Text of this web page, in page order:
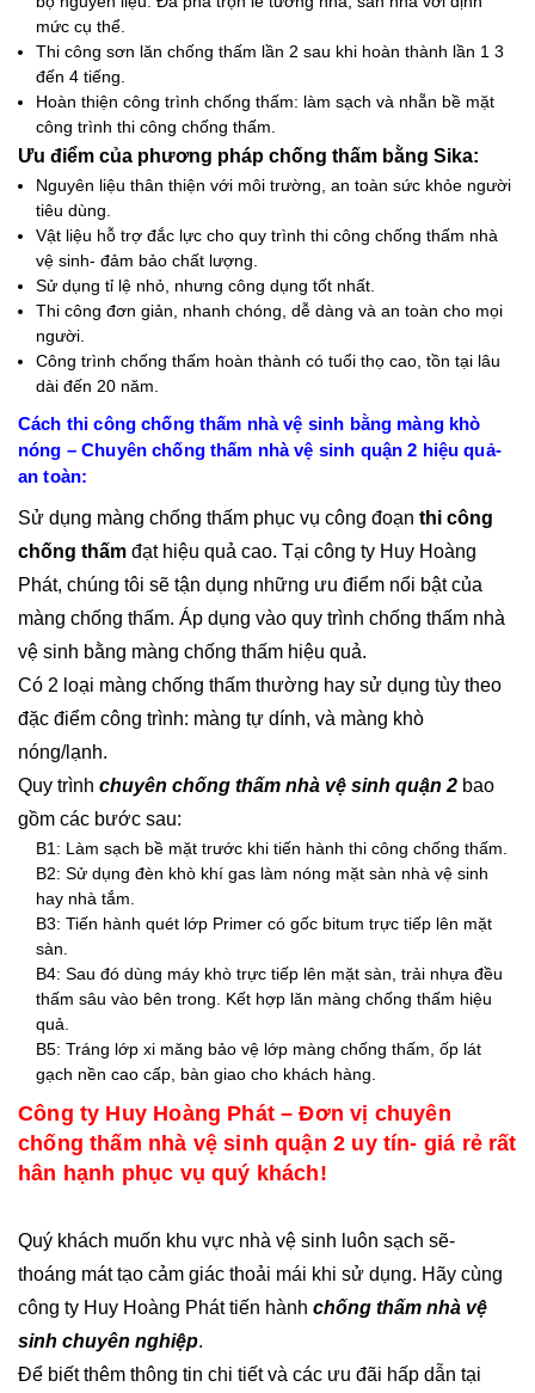
mức cụ thể.
Thi công sơn lăn chống thấm lần 2 sau khi hoàn thành lần 1 3
đến 4 tiếng.
Hoàn thiện công trình chống thấm: làm sạch và nhẵn bề mặt
công trình thi công chống thấm.
Ưu điểm của phương pháp chống thấm bằng Sika:
Nguyên liệu thân thiện với môi trường, an toàn sức khỏe người
tiêu dùng.
Vật liệu hỗ trợ đắc lực cho quy trình thi công chống thấm nhà
vệ sinh- đảm bảo chất lượng.
Sử dụng tỉ lệ nhỏ, nhưng công dụng tốt nhất.
Thi công đơn giản, nhanh chóng, dễ dàng và an toàn cho mọi
người.
Công trình chống thấm hoàn thành có tuổi thọ cao, tồn tại lâu
dài đến 20 năm.
Cách thi công chống thấm nhà vệ sinh bằng màng khò
nóng – Chuyên chống thấm nhà vệ sinh quận 2 hiệu quả-
an toàn:
Sử dụng màng chống thấm phục vụ công đoạn thi công
chống thấm đạt hiệu quả cao. Tại công ty Huy Hoàng
Phát, chúng tôi sẽ tận dụng những ưu điểm nổi bật của
màng chống thấm. Áp dụng vào quy trình chống thấm nhà
vệ sinh bằng màng chống thấm hiệu quả.
Có 2 loại màng chống thấm thường hay sử dụng tùy theo
đặc điểm công trình: màng tự dính, và màng khò
nóng/lạnh.
Quy trình chuyên chống thấm nhà vệ sinh quận 2 bao
gồm các bước sau:
B1: Làm sạch bề mặt trước khi tiến hành thi công chống thấm.
B2: Sử dụng đèn khò khí gas làm nóng mặt sàn nhà vệ sinh
hay nhà tắm.
B3: Tiến hành quét lớp Primer có gốc bitum trực tiếp lên mặt
sàn.
B4: Sau đó dùng máy khò trực tiếp lên mặt sàn, trải nhựa đều
thấm sâu vào bên trong. Kết hợp lăn màng chống thấm hiệu
quả.
B5: Tráng lớp xi măng bảo vệ lớp màng chống thấm, ốp lát
gạch nền cao cấp, bàn giao cho khách hàng.
Công ty Huy Hoàng Phát – Đơn vị chuyên
chống thấm nhà vệ sinh quận 2 uy tín- giá rẻ rất
hân hạnh phục vụ quý khách!
Quý khách muốn khu vực nhà vệ sinh luôn sạch sẽ-
thoáng mát tạo cảm giác thoải mái khi sử dụng. Hãy cùng
công ty Huy Hoàng Phát tiến hành chống thấm nhà vệ
sinh chuyên nghiệp.
Để biết thêm thông tin chi tiết và các ưu đãi hấp dẫn tại